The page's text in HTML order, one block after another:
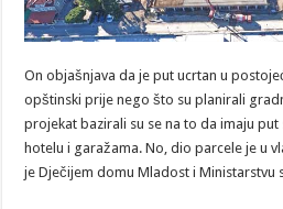
On objašnjava da je put ucrtan u
opštinski prije nego što su planirali
projekat bazirali su se na to da imaju
hotelu i garažama. No, dio parcele je u
je Dječijem domu Mladost i Ministarstvu